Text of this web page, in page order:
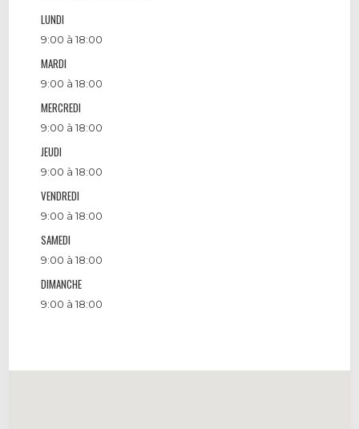
LUNDI
9:00 à 18:00
MARDI
9:00 à 18:00
MERCREDI
9:00 à 18:00
JEUDI
9:00 à 18:00
VENDREDI
9:00 à 18:00
SAMEDI
9:00 à 18:00
DIMANCHE
9:00 à 18:00